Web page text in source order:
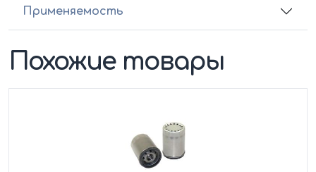
Применяемость
Похожие товары